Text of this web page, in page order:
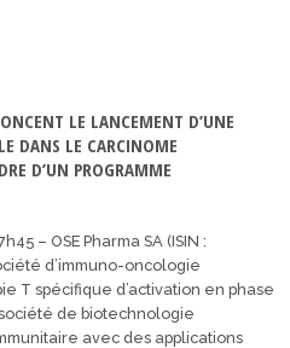
LE LANCEMENT D’UNE
DANS LE CARCINOME
D’UN PROGRAMME
– OSE Pharma SA (ISIN :
d’immuno-oncologie
T spécifique d’activation en phase
de biotechnologie
avec des applications